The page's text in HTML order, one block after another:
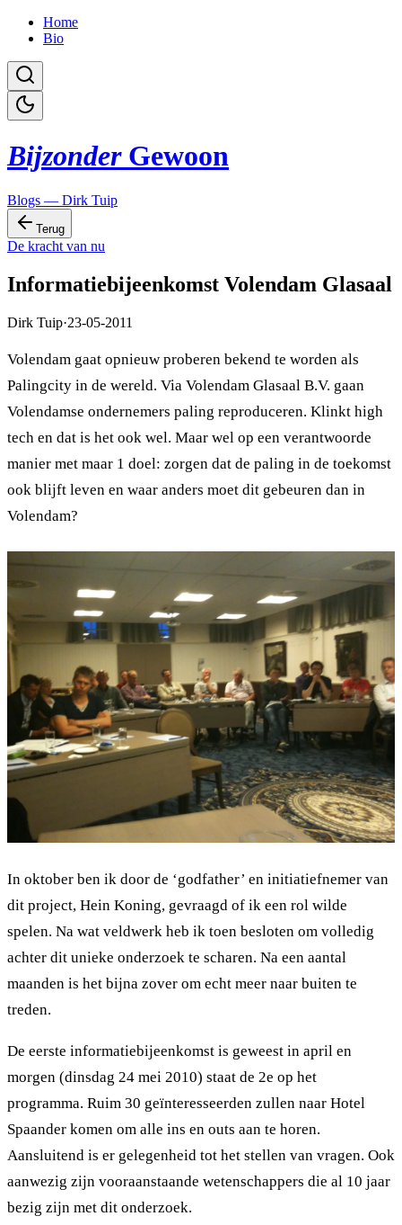
Home
Bio
Bijzonder Gewoon
Blogs — Dirk Tuip
Terug
De kracht van nu
Informatiebijeenkomst Volendam Glasaal
Dirk Tuip·23-05-2011
Volendam gaat opnieuw proberen bekend te worden als
Palingcity in de wereld. Via Volendam Glasaal B.V. gaan
Volendamse ondernemers paling reproduceren. Klinkt high
tech en dat is het ook wel. Maar wel op een verantwoorde
manier met maar 1 doel: zorgen dat de paling in de toekomst
ook blijft leven en waar anders moet dit gebeuren dan in
Volendam?
In oktober ben ik door de ‘godfather’ en initiatiefnemer van
dit project, Hein Koning, gevraagd of ik een rol wilde
spelen. Na wat veldwerk heb ik toen besloten om volledig
achter dit unieke onderzoek te scharen. Na een aantal
maanden is het bijna zover om echt meer naar buiten te
treden.
De eerste informatiebijeenkomst is geweest in april en
morgen (dinsdag 24 mei 2010) staat de 2e op het
programma. Ruim 30 geïnteresseerden zullen naar Hotel
Spaander komen om alle ins en outs aan te horen.
Aansluitend is er gelegenheid tot het stellen van vragen. Ook
aanwezig zijn vooraanstaande wetenschappers die al 10 jaar
bezig zijn met dit onderzoek.